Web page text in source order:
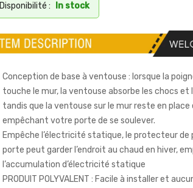
Disponibilité : In stock
Conception de base à ventouse : lorsque la
touche le mur, la ventouse absorbe les chocs et
tandis que la ventouse sur le mur reste en place
empêchant votre porte de se soulever.
Empêche l’électricité statique, le protecteur de
porte peut garder l’endroit au chaud en hiver,
l’accumulation d’électricité statique
PRODUIT POLYVALENT : Facile à installer et